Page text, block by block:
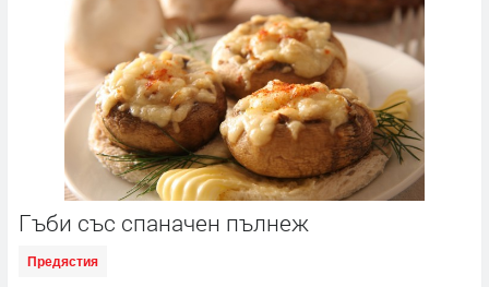
Гъби със спаначен пълнеж
Предястия